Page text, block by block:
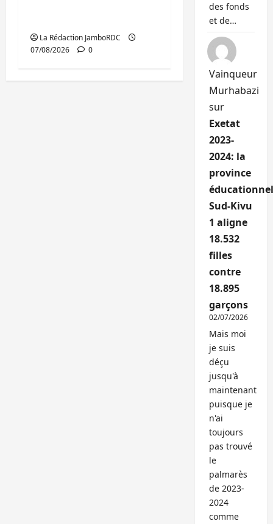
La Rédaction JamboRDC
07/08/2026
0
des fonds
et de…
Vainqueur
Murhabazi
sur
Exetat
2023-
2024: la
province
Sud-Kivu
1 aligne
18.532
filles
contre
18.895
garçons
02/07/2026
Mais moi
je suis
déçu
jusqu'à
maintenant
puisque je
n'ai
toujours
pas trouvé
le
palmarès
de 2023-
2024
comme